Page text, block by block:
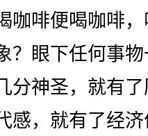
咖啡便喝咖啡
？眼下任何事
分神圣，就有
感，就有了经